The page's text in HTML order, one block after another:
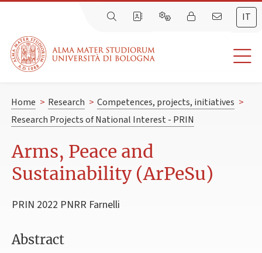
IT
Home > Research > Competences, projects, initiatives >
Research Projects of National Interest - PRIN
Arms, Peace and
Sustainability (ArPeSu)
PRIN 2022 PNRR Farnelli
Abstract